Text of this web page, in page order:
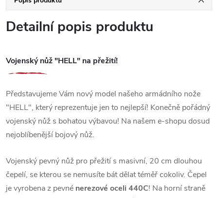
Detailní popis produktu
Vojenský nůž "HELL" na přežití!
Představujeme Vám nový model našeho armádního nože
"HELL", který reprezentuje jen to nejlepší! Konečně pořádný
vojenský nůž s bohatou výbavou! Na našem e-shopu dosud
nejoblíbenější bojový nůž.
Vojenský pevný nůž pro přežití s masivní, 20 cm dlouhou
čepelí, se kterou se nemusíte bát dělat téměř cokoliv. Čepel
je vyrobena z pevné nerezové oceli 440C! Na horní straně